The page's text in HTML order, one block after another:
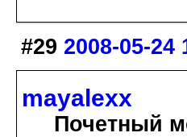
#29 2008-05-24
mayalexx
Почетный